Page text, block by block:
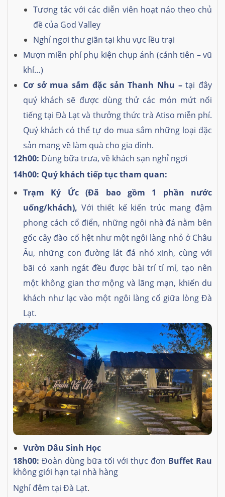
Tương tác với các diễn viên hoạt náo theo chủ
đề của God Valley
Nghỉ ngơi thư giãn tại khu vực lều trại
Mượn miễn phí phụ kiện chụp ảnh (cánh tiên – vũ
khí…)
Cơ sở mua sắm đặc sản Thanh Nhu –tại đây
quý khách sẽ được dùng thử các món mứt nổi
tiếng tại Đà Lạt và thưởng thức trà Atiso miễn phí.
Quý khách có thể tự do mua sắm những loại đặc
sản mang về làm quà cho gia đình.
12h00: Dùng bữa trưa, về khách sạn nghỉ ngơi
14h00: Quý khách tiếp tục tham quan:
Trạm Ký Ức (Đã bao gồm 1 phần nước
uống/khách), Với thiết kế kiến trúc mang đậm
phong cách cổ điển, những ngôi nhà đá nằm bên
gốc cây đào cổ hệt như một ngôi làng nhỏ ở Châu
Âu, những con đường lát đá nhỏ xinh, cùng với
bãi cỏ xanh ngát đều được bài trí tỉ mỉ, tạo nên
một không gian thơ mộng và lãng mạn, khiến du
khách như lạc vào một ngôi làng cổ giữa lòng Đà
Lạt.
Vườn Dâu Sinh Học
18h00: Đoàn dùng bữa tối với thực đơn Buffet Rau
không giới hạn tại nhà hàng
Nghỉ đêm tại Đà Lạt.